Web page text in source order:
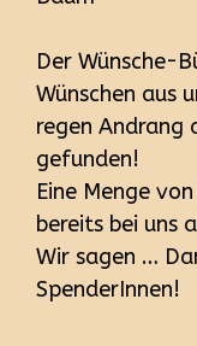
Der Wünsche-
Wünschen aus
regen Andrang
gefunden!
Eine Menge
bereits bei uns
Wir sagen …
SpenderInnen!